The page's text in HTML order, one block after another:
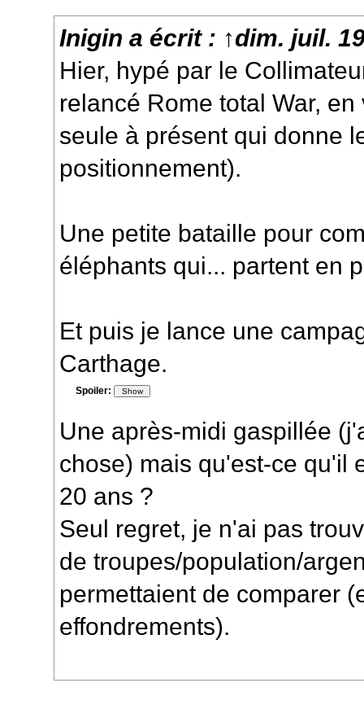
Inigin a écrit : ↑dim. juil.
Hier, hypé par le
relancé Rome total War,
seule à présent qui donne
positionnement).
Une petite bataille pour
éléphants qui... partent en
Et puis je lance une
Carthage.
Spoiler:
Une après-midi gaspillée
chose) mais qu'est-ce qu'il
20 ans ?
Seul regret, je n'ai pas
de troupes/population/
permettaient de comparer
effondrements).